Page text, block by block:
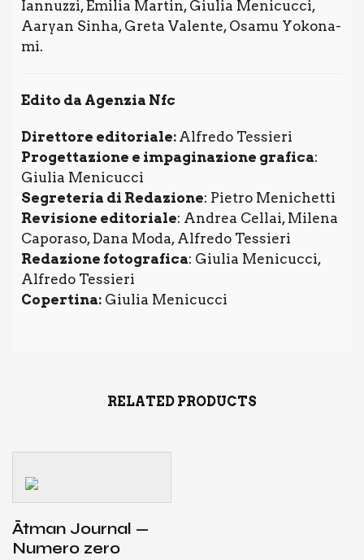
Ian­nuz­zi, Emi­lia Mar­tin, Giu­lia Meni­cuc­ci,
Aaryan Sin­ha, Gre­ta Valen­te, Osa­mu Yoko­na­
mi.
Edi­to da Agen­zia Nfc
Diret­to­re edi­to­ria­le: Alfre­do Tes­sie­ri
Pro­get­ta­zio­ne e impa­gi­na­zio­ne gra­fi­ca:
Giu­lia Meni­cuc­ci
Segre­te­ria di Reda­zio­ne: Pie­tro Meni­chet­ti
Revi­sio­ne edi­to­ria­le: Andrea Cel­lai, Mile­na
Capo­ra­so, Dana Moda, Alfre­do Tes­sie­ri
Reda­zio­ne foto­gra­fi­ca: Giu­lia Meni­cuc­ci,
Alfre­do Tes­sie­ri
Coper­ti­na: Giu­lia Meni­cuc­ci
RELATED PRODUCTS
Ātman Jour­nal —
Nume­ro zero